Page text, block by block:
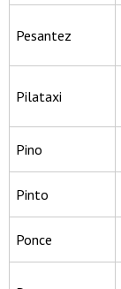
Pesantez
Pilataxi
Pino
Pinto
Ponce